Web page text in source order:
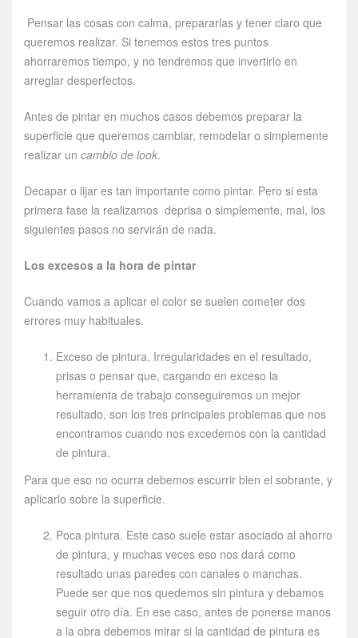
Pensar las cosas con calma, prepararlas y tener claro que
queremos realizar. Si tenemos estos tres puntos
ahorraremos tiempo, y no tendremos que invertirlo en
arreglar desperfectos.
Antes de pintar en muchos casos debemos preparar la
superficie que queremos cambiar, remodelar o simplemente
realizar un cambio de look.
Decapar o lijar es tan importante como pintar. Pero si esta
primera fase la realizamos deprisa o simplemente, mal, los
siguientes pasos no servirán de nada.
Los excesos a la hora de pintar
Cuando vamos a aplicar el color se suelen cometer dos
errores muy habituales.
Exceso de pintura. Irregularidades en el resultado,
prisas o pensar que, cargando en exceso la
herramienta de trabajo conseguiremos un mejor
resultado, son los tres principales problemas que nos
encontramos cuando nos excedemos con la cantidad
de pintura.
Para que eso no ocurra debemos escurrir bien el sobrante, y
aplicarlo sobre la superficie.
Poca pintura. Este caso suele estar asociado al ahorro
de pintura, y muchas veces eso nos dará como
resultado unas paredes con canales o manchas.
Puede ser que nos quedemos sin pintura y debamos
seguir otro día. En ese caso, antes de ponerse manos
a la obra debemos mirar si la cantidad de pintura es